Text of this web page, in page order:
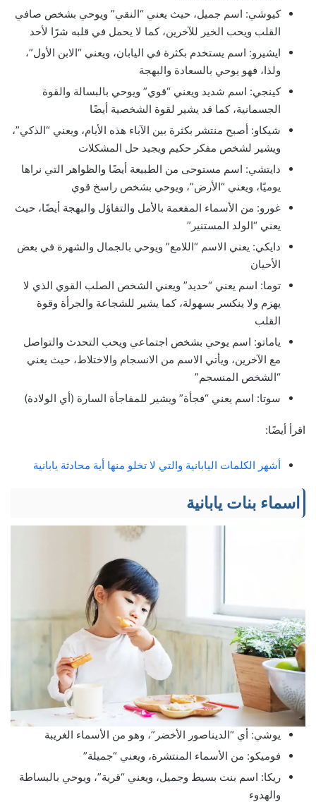
كيوشي: اسم جميل، حيث يعني “النقي” ويوحي بشخص صافي
القلب ويحب الخير للآخرين، كما لا يحمل في قلبه شرًا لأحد
ايشيرو: اسم يستخدم بكثرة في اليابان، ويعني “الابن الأول”،
ولذا، فهو يوحي بالسعادة والبهجة
كينجي: اسم شديد ويعني “قوي” ويوحي بالبسالة والقوة
الجسمانية، كما قد يشير لقوة الشخصية أيضًا
شيكاو: أصبح منتشر بكثرة بين الآباء هذه الأيام، ويعني “الذكي”،
ويشير لشخص مفكر حكيم ويجيد حل المشكلات
دايتشي: اسم مستوحى من الطبيعة أيضًا والظواهر التي نراها
يوميًا، ويعني “الأرض”، ويوحي بشخص راسخ قوي
غورو: من الأسماء المفعمة بالأمل والتفاؤل والبهجة أيضًا، حيث
يعني “الولد المستنير”
دايكي: يعني الاسم “اللامع” ويوحي بالجمال والشهرة في بعض
الأحيان
توما: اسم يعني “حديد” ويعني الشخص الصلب القوي الذي لا
يهزم ولا ينكسر بسهولة، كما يشير للشجاعة والجرأة وقوة
القلب
ياماتو: اسم يوحي بشخص اجتماعي ويحب التحدث والتواصل
مع الآخرين، ويأتي الاسم من الانسجام والاختلاط، حيث يعني
“الشخص المنسجم”
سوتا: اسم يعني “فجأة” ويشير للمفاجأة السارة (أي الولادة)
اقرأ أيضًا:
أشهر الكلمات اليابانية والتي لا تخلو منها أية محادثة يابانية
اسماء بنات يابانية
يوشي: أي “الديناصور الأخضر”، وهو من الأسماء الغريبة
فوميكو: من الأسماء المنتشرة، ويعني “جميلة”
ريكا: اسم بنت بسيط وجميل، ويعني “قرية”، ويوحي بالبساطة
والهدوء